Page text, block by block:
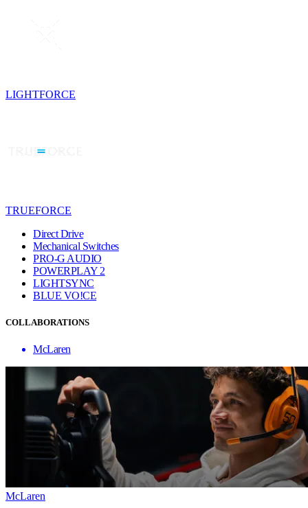
LIGHTFORCE
TRUEFORCE
Direct Drive
Mechanical Switches
PRO-G AUDIO
POWERPLAY 2
LIGHTSYNC
BLUE VO!CE
COLLABORATIONS
McLaren
McLaren